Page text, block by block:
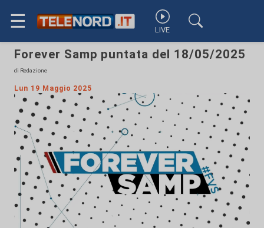
☰ LIVE
Forever Samp puntata del 18/05/2025
di Redazione
Lun 19 Maggio 2025